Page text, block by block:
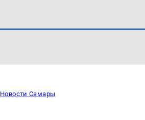
Новости Самары